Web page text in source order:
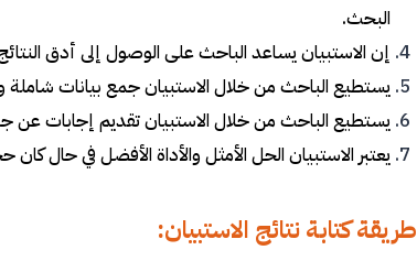
البحث.
إن الاستبيان يساعد الباحث على الوصول إلى أدق
يستطيع الباحث من خلال الاستبيان جمع بيانات شاملة
يستطيع الباحث من خلال الاستبيان تقديم إجابات عن
يعتبر الاستبيان الحل الأمثل والأداة الأفضل في حال
طريقة كتابة نتائج الاستبيان: